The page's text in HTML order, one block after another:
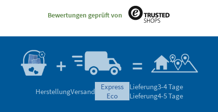
Bewertungen geprüft von
HerstellungVersand
express
eco
Lieferung3-4 Tage
Lieferung4-5 Tage